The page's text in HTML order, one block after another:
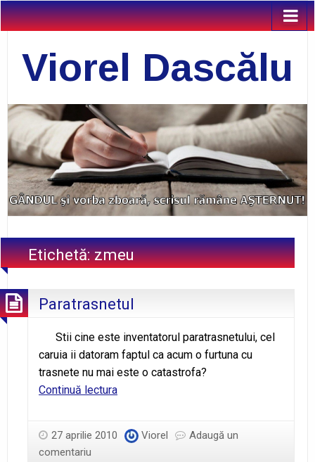
Viorel Dascălu
Etichetă:zmeu
Paratrasnetul
Stii cine este inventatorul paratrasnetului, cel
caruia ii datoram faptul ca acum o furtuna cu
trasnete nu mai este o catastrofa?
Continuă lecturaParatrasnetul
27 aprilie 2010 Viorel
Adaugă un
comentariu